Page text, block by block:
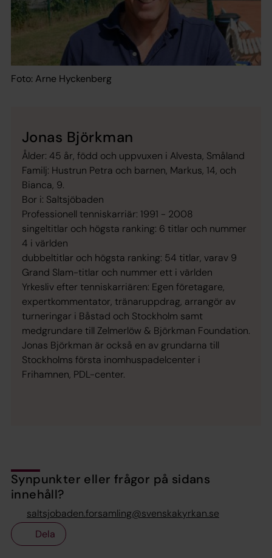
Foto: Arne Hyckenberg
Jonas Björkman
Ålder: 45 år, född och uppvuxen i Alvesta, Småland
Familj: Hustrun Petra och barnen, Markus, 14, och
Bianca, 9.
Bor i: Saltsjöbaden
Professionell tenniskarriär: 1991 - 2008
singeltitlar och högsta ranking: 6 titlar och nummer
4 i världen
dubbeltitlar och högsta ranking: 54 titlar, varav 9
Grand Slam-titlar och nummer ett i världen
Yrkesliv efter tenniskarriären: Egen företagare,
expertkommentator, tränaruppdrag, arrangör av
turneringar i Båstad och Stockholm samt
medgrundare till Zelmerlöw & Björkman Foundation.
Jonas Björkman är också en av grundarna till
Stockholms första inomhuspadelcenter i
Frihamnen, PDL-center.
Synpunkter eller frågor på sidans
innehåll?
saltsjobaden.forsamling@svenskakyrkan.se
Dela